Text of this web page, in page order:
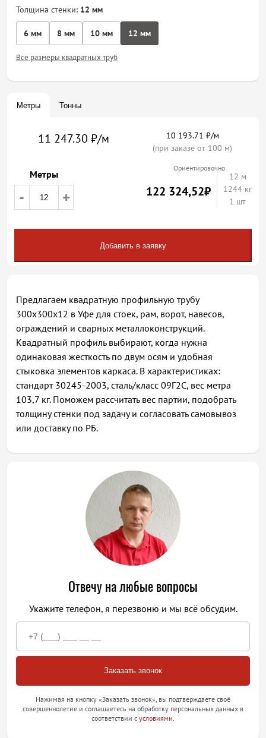
Толщина стенки: 12 мм
6 мм 8 мм 10 мм 12 мм
Все размеры квадратных труб
Метры Тонны
11 247.30 ₽/м
10 193.71 ₽/м
(при заказе от 100 м)
Метры
- +
Ориентировочно
122 324,52₽
12 м
1244 кг
1 шт
Добавить в заявку
Предлагаем квадратную профильную трубу
300х300х12 в Уфе для стоек, рам, ворот, навесов,
ограждений и сварных металлоконструкций.
Квадратный профиль выбирают, когда нужна
одинаковая жесткость по двум осям и удобная
стыковка элементов каркаса. В характеристиках:
стандарт 30245-2003, сталь/класс 09Г2С, вес метра
103,7 кг. Поможем рассчитать вес партии, подобрать
толщину стенки под задачу и согласовать самовывоз
или доставку по РБ.
Отвечу на любые вопросы
Укажите телефон, я перезвоню и мы всё обсудим.
Нажимая на кнопку «Заказать звонок», вы подтверждаете своё
совершеннолетие и соглашаетесь на обработку персональных данных в
соответствии с условиями.